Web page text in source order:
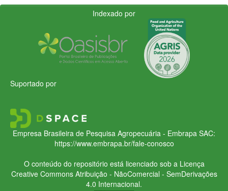
Indexado por
Suportado por
Empresa Brasileira de Pesquisa Agropecuária - Embrapa SAC:
https://www.embrapa.br/fale-conosco
O conteúdo do repositório está licenciado sob a Licença
Creative CommonsAtribuição - NãoComercial - SemDerivações
4.0 Internacional.